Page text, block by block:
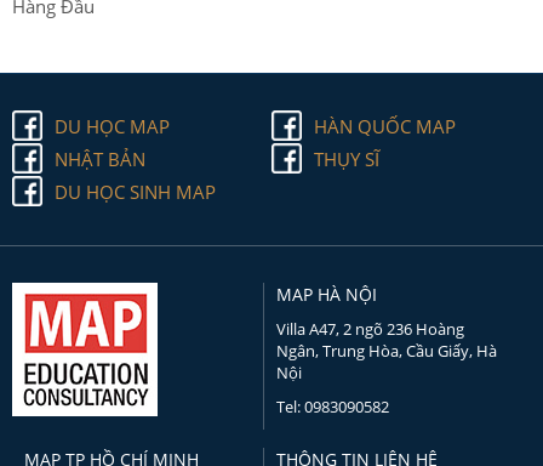
Hàng Đầu
DU HỌC MAP
HÀN QUỐC MAP
NHẬT BẢN
THỤY SĨ
DU HỌC SINH MAP
MAP HÀ NỘI
Villa A47, 2 ngõ 236 Hoàng
Ngân, Trung Hòa, Cầu Giấy, Hà
Nội
Tel: 0983090582
MAP TP HỒ CHÍ MINH THÔNG TIN LIÊN HỆ